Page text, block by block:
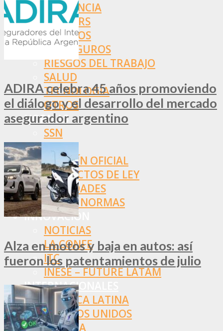
ASISTENCIA
BROKERS
SEGUROS
REASEGUROS
RIESGOS DEL TRABAJO
SALUD
TECNOLOGÍA
OTROS
NORMAS
SSN
SRT
BOLETÍN OFICIAL
PROYECTOS DE LEY
SOCIEDADES
OTRAS NORMAS
INNOVACIÓN
NOTICIAS
LA CONFE
ITC
INESE – FÜTURE LATAM
INTERNACIONALES
AMÉRICA LATINA
ESTADOS UNIDOS
EUROPA
ADIRA celebra 45 años promoviendo
el diálogo y el desarrollo del mercado
asegurador argentino
Alza en motos y baja en autos: así
fueron los patentamientos de julio